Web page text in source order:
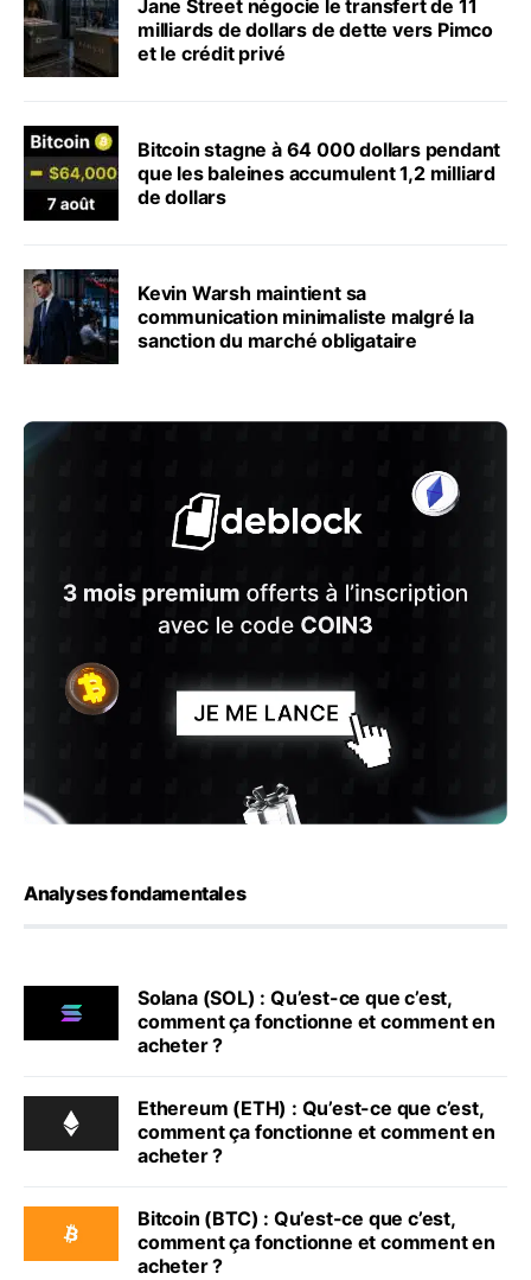
Jane Street négocie le transfert de 11
milliards de dollars de dette vers Pimco
et le crédit privé
Bitcoin stagne à 64 000 dollars pendant
que les baleines accumulent 1,2 milliard
de dollars
Kevin Warsh maintient sa
communication minimaliste malgré la
sanction du marché obligataire
Analyses fondamentales
Solana (SOL) : Qu’est-ce que c’est,
comment ça fonctionne et comment en
acheter ?
Ethereum (ETH) : Qu’est-ce que c’est,
comment ça fonctionne et comment en
acheter ?
Bitcoin (BTC) : Qu’est-ce que c’est,
comment ça fonctionne et comment en
acheter ?